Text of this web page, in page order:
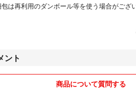
児の手の届かない場所に保管してください。
めてお使いになる際は必ずパッチテストなど
存方法
日光を避け、湿気の少ない涼しい所に密栓し
包は再利用のダンボール等を使う場合がござ
致します
良品の場合は必ず【評価前】にご連絡お願いし
ント
商品について質問する